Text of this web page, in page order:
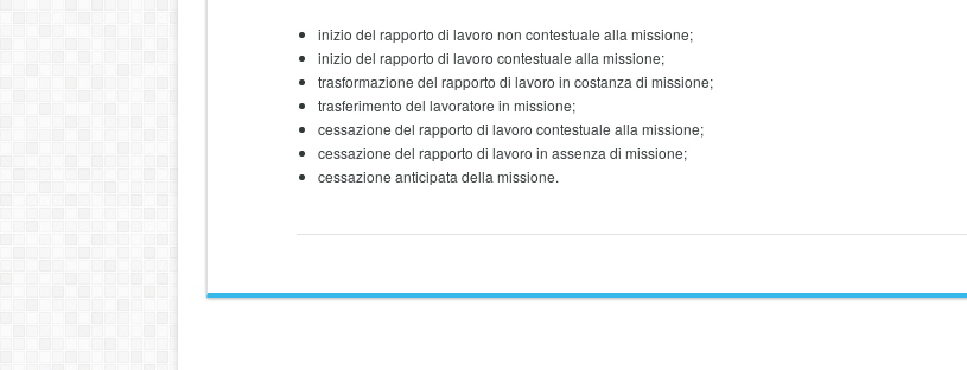
inizio del rapporto di lavoro non contestuale alla missione;
inizio del rapporto di lavoro contestuale alla missione;
trasformazione del rapporto di lavoro in costanza di missione;
trasferimento del lavoratore in missione;
cessazione del rapporto di lavoro contestuale alla missione;
cessazione del rapporto di lavoro in assenza di missione;
cessazione anticipata della missione.